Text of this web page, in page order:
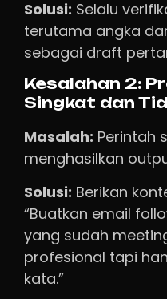
Solusi: Selalu
terutama angka
sebagai draft
Kesalahan 2:
Singkat dan
Masalah: Perintah
menghasilkan
Solusi: Berikan
“Buatkan email
yang sudah
profesional tapi
kata.”